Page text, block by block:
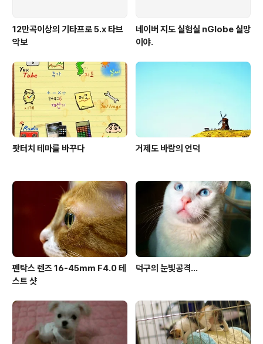
12만곡이상의 기타프로 5.x 타브
악보
네이버 지도 실험실 nGlobe 실망
이야.
팟터치 테마를 바꾸다 거제도 바람의 언덕
펜탁스 렌즈 16-45mm F4.0 테
스트 샷
덕구의 눈빛공격...